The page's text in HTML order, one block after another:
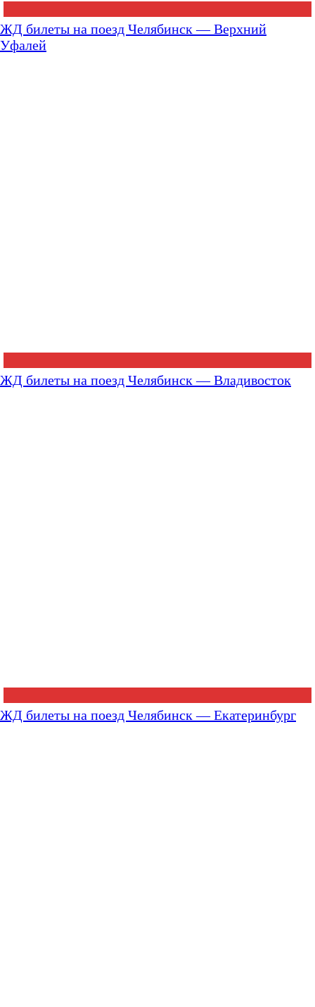
ЖД билеты на поезд Челябинск — Верхний
Уфалей
ЖД билеты на поезд Челябинск — Владивосток
ЖД билеты на поезд Челябинск — Екатеринбург